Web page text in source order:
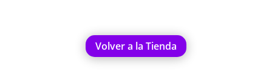
Volver a la Tienda